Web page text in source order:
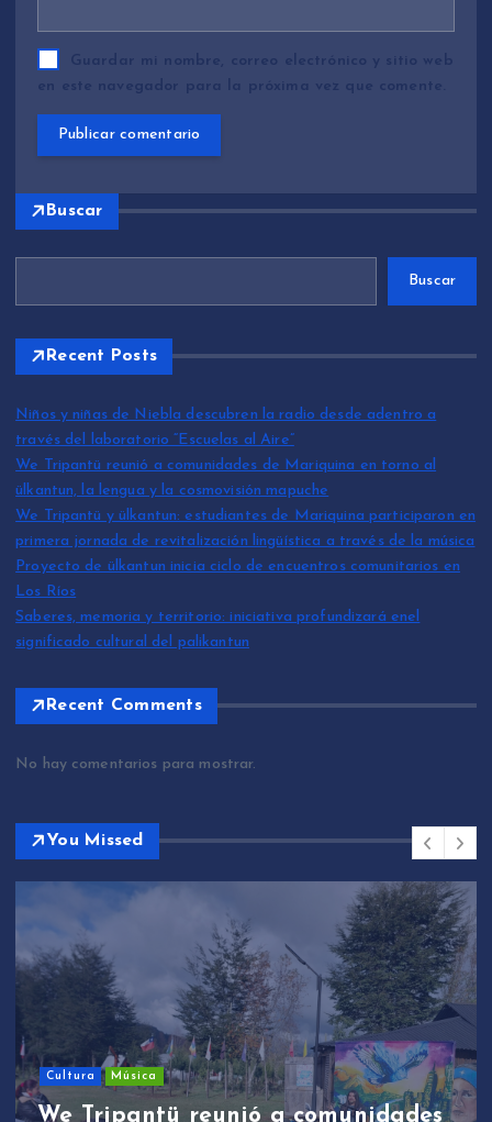
Guardar mi nombre, correo electrónico y sitio web
en este navegador para la próxima vez que comente.
Buscar
Buscar
Recent Posts
Niños y niñas de Niebla descubren la radio desde adentro a
través del laboratorio “Escuelas al Aire”
We Tripantü reunió a comunidades de Mariquina en torno al
ülkantun, la lengua y la cosmovisión mapuche
We Tripantü y ülkantun: estudiantes de Mariquina participaron en
primera jornada de revitalización lingüística a través de la música
Proyecto de ülkantun inicia ciclo de encuentros comunitarios en
Los Ríos
Saberes, memoria y territorio: iniciativa profundizará enel
significado cultural del palikantun
Recent Comments
No hay comentarios para mostrar.
You Missed
Sin categoría
We Tripantü y ülkantun:
estudiantes de Mariquina